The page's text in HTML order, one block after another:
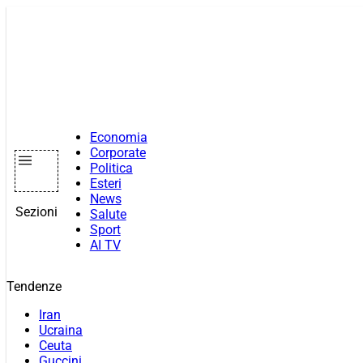
Sezioni
Economia
Corporate
Politica
Esteri
News
Salute
Sport
AI TV
Tendenze
Iran
Ucraina
Ceuta